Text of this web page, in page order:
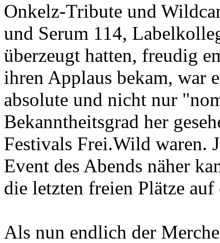
Onkelz-Tribute und
und Serum 114,
überzeugt hatten, freudig
ihren Applaus bekam, war
absolute und nicht nur
Bekanntheitsgrad her
Festivals Frei.Wild waren.
Event des Abends näher
die letzten freien Plätze
Als nun endlich der